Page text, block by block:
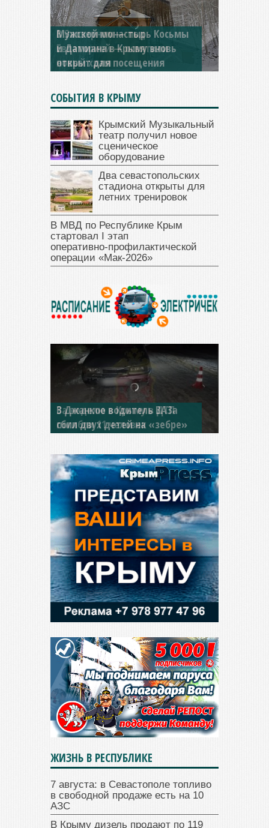
Мужской монастырь Косьмы
и Дамиана в Крыму вновь
открыт для посещения
СОБЫТИЯ В КРЫМУ
Крымский Музыкальный
театр получил новое
сценическое
оборудование
Два севастопольских
стадиона открыты для
летних тренировок
В МВД по Республике Крым
стартовал I этап
оперативно‑профилактической
операции «Мак‑2026»
В Джанкое водитель ВАЗа
сбил двух детей на «зебре»
ЖИЗНЬ В РЕСПУБЛИКЕ
7 августа: в Севастополе топливо
в свободной продаже есть на 10
АЗС
В Крыму дизель продают по 119